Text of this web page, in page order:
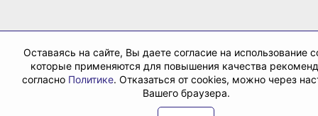
Оставаясь на сайте, Вы даете согласие на использование
которые применяются для повышения качества
согласно Политике. Отказаться от cookies, можно через
Вашего браузера.